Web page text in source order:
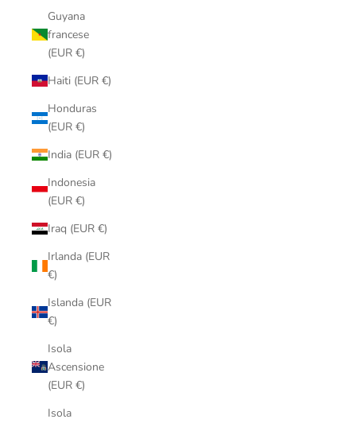
Guyana
francese
(EUR €)
Haiti (EUR €)
Honduras
(EUR €)
India (EUR €)
Indonesia
(EUR €)
Iraq (EUR €)
Irlanda (EUR
€)
Islanda (EUR
€)
Isola
Ascensione
(EUR €)
Isola